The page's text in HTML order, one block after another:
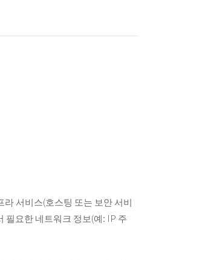
서비스(호스팅 또는 보안 서비
필요한 네트워크 정보(예: IP 주